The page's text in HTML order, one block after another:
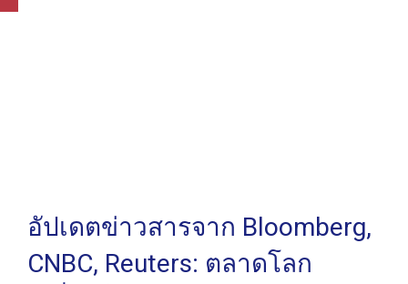
อัปเดตข่าวสารจาก Bloomberg,
CNBC, Reuters: ตลาดโลก